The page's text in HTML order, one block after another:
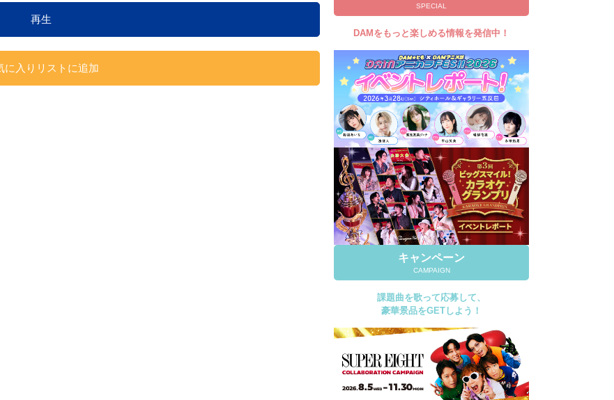
自宅でカラオケ歌い放題！
家族や友達と一緒に！練習にも！
再生
に入りリストに追加
SPECIAL
DAMをもっと楽しめる情報を発信中！
キャンペーン
CAMPAIGN
課題曲を歌って応募して、
豪華景品をGETしよう！